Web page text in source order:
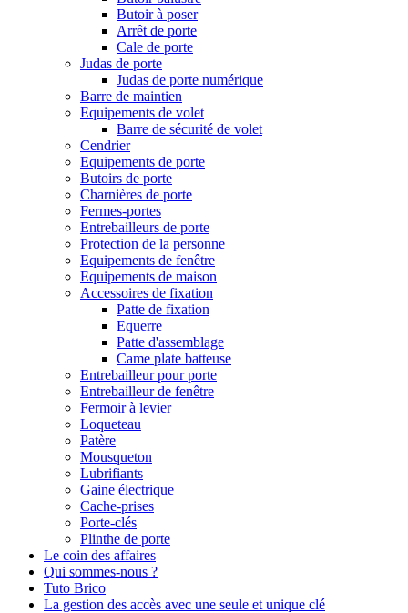
Butoir à poser
Arrêt de porte
Cale de porte
Judas de porte
Judas de porte numérique
Barre de maintien
Equipements de volet
Barre de sécurité de volet
Cendrier
Equipements de porte
Butoirs de porte
Charnières de porte
Fermes-portes
Entrebailleurs de porte
Protection de la personne
Equipements de fenêtre
Equipements de maison
Accessoires de fixation
Patte de fixation
Equerre
Patte d'assemblage
Came plate batteuse
Entrebailleur pour porte
Entrebailleur de fenêtre
Fermoir à levier
Loqueteau
Patère
Mousqueton
Lubrifiants
Gaine électrique
Cache-prises
Porte-clés
Plinthe de porte
Le coin des affaires
Qui sommes-nous ?
Tuto Brico
La gestion des accès avec une seule et unique clé